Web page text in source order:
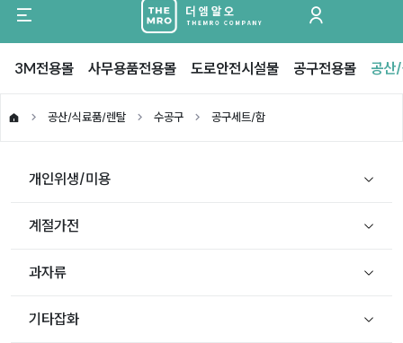
3M전용몰 사무용품전용몰 도로안전시설물 공구전용몰 공산
공산/식료품/렌탈 수공구 공구세트/함
개인위생/미용
계절가전
과자류
기타잡화